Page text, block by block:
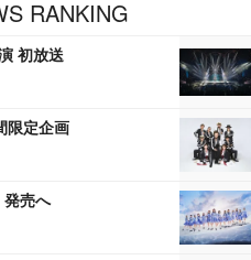
RANKING
初放送
限定企画
発売へ